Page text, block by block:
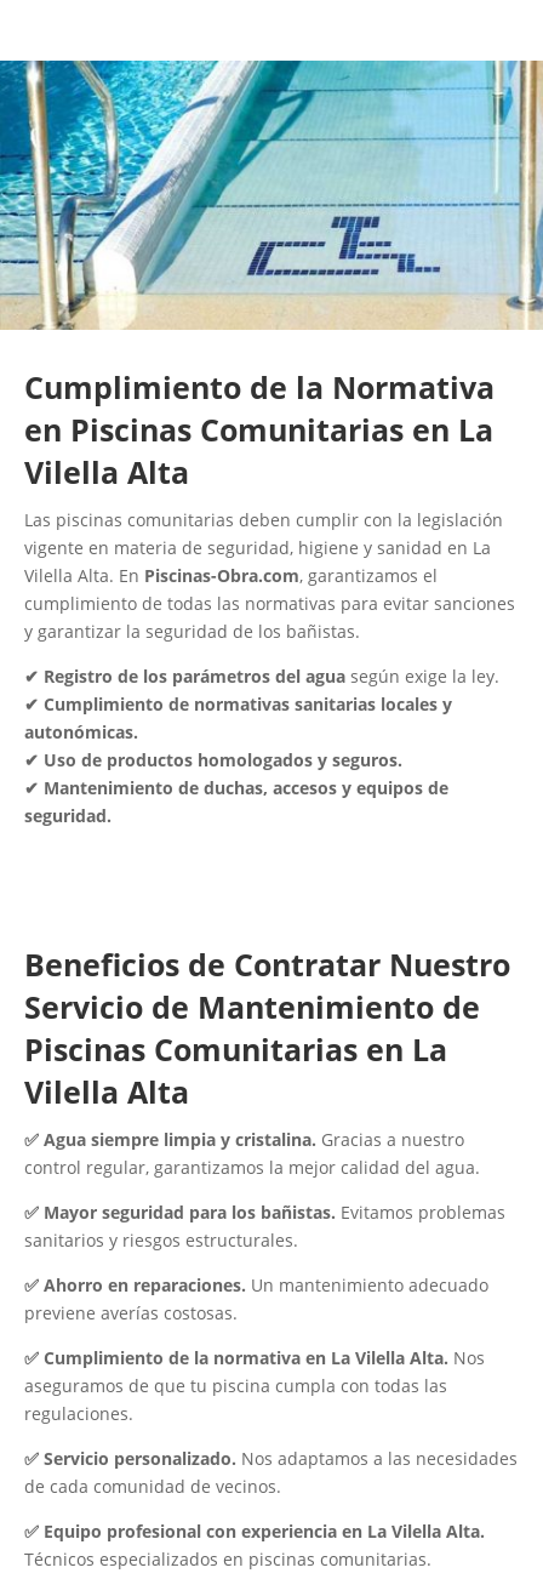
Cumplimiento de la Normativa
en Piscinas Comunitarias en La
Vilella Alta
Las piscinas comunitarias deben cumplir con la legislación
vigente en materia de seguridad, higiene y sanidad en La
Vilella Alta. En Piscinas-Obra.com, garantizamos el
cumplimiento de todas las normativas para evitar sanciones
y garantizar la seguridad de los bañistas.
✔ Registro de los parámetros del agua según exige la ley.
✔ Cumplimiento de normativas sanitarias locales y
autonómicas.
✔ Uso de productos homologados y seguros.
✔ Mantenimiento de duchas, accesos y equipos de
seguridad.
Beneficios de Contratar Nuestro
Servicio de Mantenimiento de
Piscinas Comunitarias en La
Vilella Alta
✅ Agua siempre limpia y cristalina. Gracias a nuestro
control regular, garantizamos la mejor calidad del agua.
✅ Mayor seguridad para los bañistas. Evitamos problemas
sanitarios y riesgos estructurales.
✅ Ahorro en reparaciones. Un mantenimiento adecuado
previene averías costosas.
✅ Cumplimiento de la normativa en La Vilella Alta. Nos
aseguramos de que tu piscina cumpla con todas las
regulaciones.
✅ Servicio personalizado. Nos adaptamos a las necesidades
de cada comunidad de vecinos.
✅ Equipo profesional con experiencia en La Vilella Alta.
Técnicos especializados en piscinas comunitarias.